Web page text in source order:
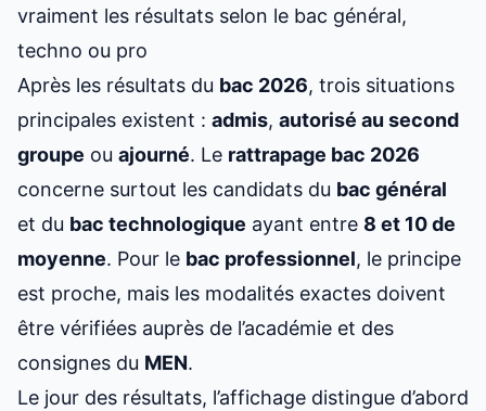
vraiment les résultats selon le bac général,
techno ou pro
Après les résultats du bac 2026, trois situations
principales existent : admis, autorisé au second
groupe ou ajourné. Le rattrapage bac 2026
concerne surtout les candidats du bac général
et du bac technologique ayant entre 8 et 10 de
moyenne. Pour le bac professionnel, le principe
est proche, mais les modalités exactes doivent
être vérifiées auprès de l’académie et des
consignes du MEN.
Le jour des résultats, l’affichage distingue d’abord